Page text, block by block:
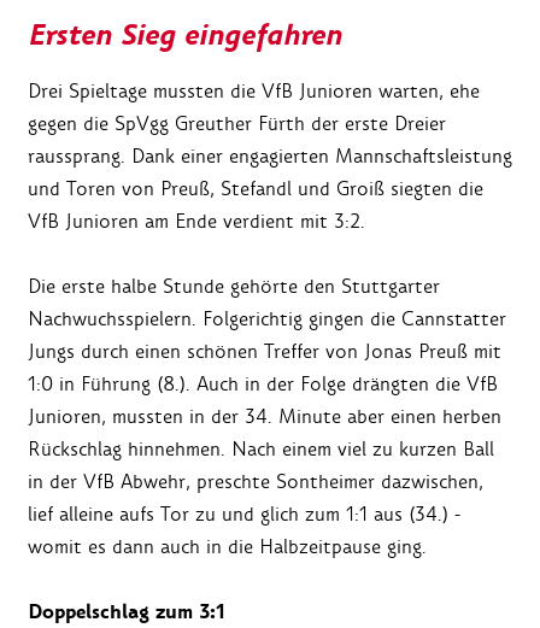
Ersten Sieg eingefahren
Drei Spieltage mussten die VfB Junioren warten, ehe
gegen die SpVgg Greuther Fürth der erste Dreier
raussprang. Dank einer engagierten Mannschaftsleistung
und Toren von Preuß, Stefandl und Groiß siegten die
VfB Junioren am Ende verdient mit 3:2.
Die erste halbe Stunde gehörte den Stuttgarter
Nachwuchsspielern. Folgerichtig gingen die Cannstatter
Jungs durch einen schönen Treffer von Jonas Preuß mit
1:0 in Führung (8.). Auch in der Folge drängten die VfB
Junioren, mussten in der 34. Minute aber einen herben
Rückschlag hinnehmen. Nach einem viel zu kurzen Ball
in der VfB Abwehr, preschte Sontheimer dazwischen,
lief alleine aufs Tor zu und glich zum 1:1 aus (34.) -
womit es dann auch in die Halbzeitpause ging.
Doppelschlag zum 3:1